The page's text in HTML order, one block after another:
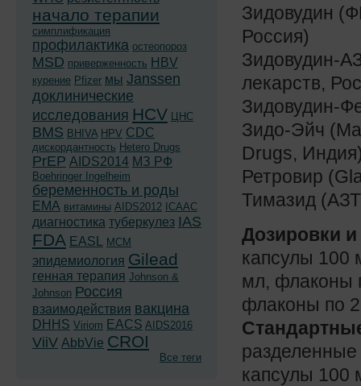
Зидовудин
Россия)
Зидовудин-
лекарств,
Зидовудин-
Зидо-Эйч
Drugs,
Ретровир
Тимазид
Дозировки
капсулы 100
мл, флаконы
флаконы по
капсулы 100
начало терапии
симплификация
профилактика остеопороз
MSD приверженность HBV
курение Pfizer мы Janssen
доклинические
исследования HCV ЦНС
BMS BHIVA HPV CDC
дискордантность Hetero Drugs
PrEP AIDS2014 МЗ РФ
Boehringer Ingelheim
беременность и роды
EMA витамины AIDS2012 ICAAC
диагностика туберкулез IAS
FDA EASL MCM
эпидемиология Gilead
генная терапия Johnson &
Johnson Россия
взаимодействия вакцина
DHHS Viriom EACS AIDS2016
ViiV AbbVie CROI
Все теги